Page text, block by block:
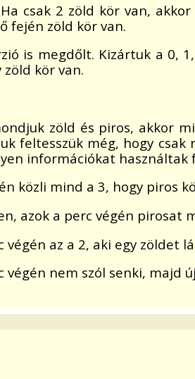
csak 2 zöld kör van,
fején zöld kör van.
is megdőlt. Kizártuk a
kör van.
zöld és piros, akkor
feltesszük még, hogy
információkat használtak
közli mind a 3, hogy piros
azok a perc végén pirosat
az a 2, aki egy zöldet
nem szól senki, majd